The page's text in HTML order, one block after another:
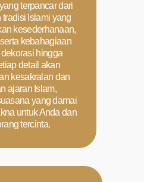
terpancar dari
Islami yang
kesederhanaan,
kebahagiaan
hingga
detail akan
kesakralan dan
ajaran Islam,
yang damai
untuk Anda dan
tercinta.